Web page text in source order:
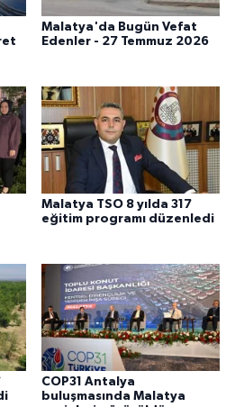
Malatya'da Bugün Vefat
Edenler - 27 Temmuz 2026
Malatya TSO 8 yılda 317
eğitim programı düzenledi
COP31 Antalya
buluşmasında Malatya